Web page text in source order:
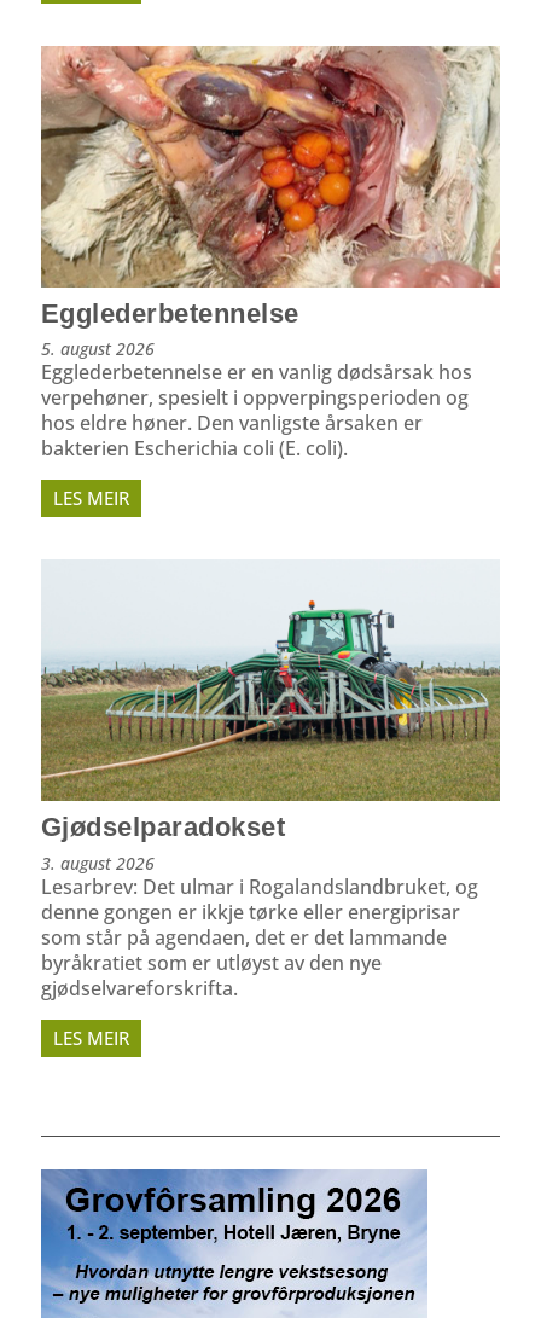
Egglederbetennelse
5. august 2026
Egglederbetennelse er en vanlig dødsårsak hos
verpehøner, spesielt i oppverpings­perioden og
hos eldre høner. Den vanligste årsaken er
bakterien Escherichia coli (E. coli).
LES MEIR
Gjødselparadokset
3. august 2026
Lesarbrev: Det ulmar i Rogalandslandbruket, og
denne gongen er ikkje tørke eller energiprisar
som står på agendaen, det er det lammande
byråkratiet som er utløyst av den nye
gjødselvareforskrifta.
LES MEIR